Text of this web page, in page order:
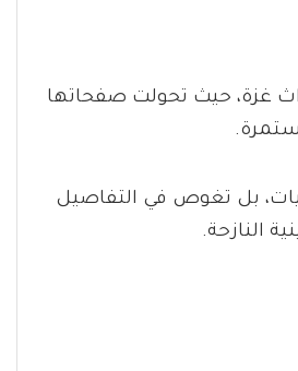
غزة، حيث تحولت صفحاتها
بل تغوص في التفاصيل
النازحة.